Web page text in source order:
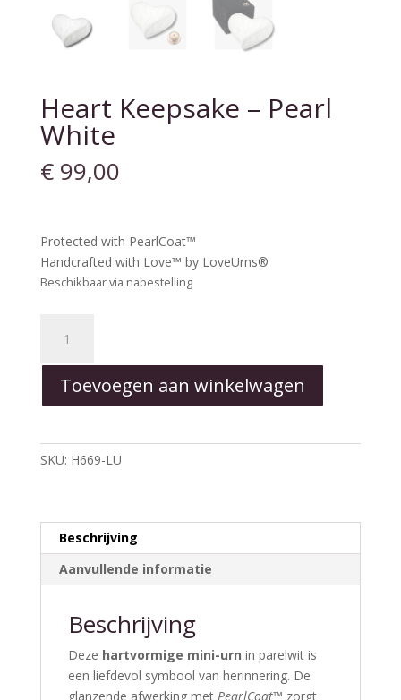
Heart Keepsake – Pearl
White
€99,00
Protected with PearlCoat™
Handcrafted with Love™ by LoveUrns®
Beschikbaar via nabestelling
Keepsake
-
Pearl
White
Toevoegen aan winkelwagen
SKU: H669-LU
Beschrijving
Aanvullende informatie
Beschrijving
Deze hartvormige mini-urn in parelwit is
een liefdevol symbool van herinnering. De
glanzende afwerking met PearlCoat™ zorgt